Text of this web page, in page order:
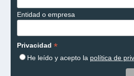
Entidad o empresa
Privacidad *
He leído y acepto la política de